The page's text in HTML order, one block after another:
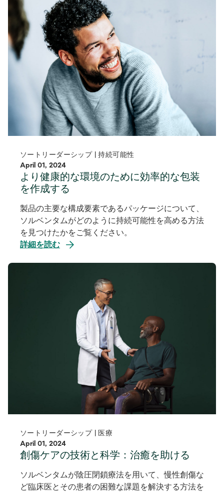
ソートリーダーシップ | 持続可能性
April 01, 2024
より健康的な環境のために効率的な包装
を作成する
製品の主要な構成要素であるパッケージについて、
ソルベンタムがどのように持続可能性を高める方法
を見つけたかをご覧ください。
詳細を読む
ソートリーダーシップ | 医療
April 01, 2024
創傷ケアの技術と科学：治癒を助ける
ソルベンタムが陰圧閉鎖療法を用いて、慢性創傷な
ど臨床医とその患者の困難な課題を解決する方法を